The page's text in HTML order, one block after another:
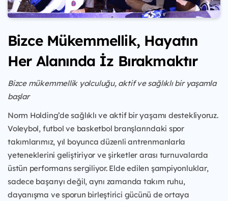
Bizce Mükemmellik, Hayatın
Her Alanında İz Bırakmaktır
Bizce mükemmellik yolculuğu, aktif ve sağlıklı bir yaşamla
başlar
Norm Holding’de sağlıklı ve aktif bir yaşamı destekliyoruz.
Voleybol, futbol ve basketbol branşlarındaki spor
takımlarımız, yıl boyunca düzenli antrenmanlarla
yeteneklerini geliştiriyor ve şirketler arası turnuvalarda
üstün performans sergiliyor. Elde edilen şampiyonluklar,
sadece başarıyı değil, aynı zamanda takım ruhu,
dayanışma ve sporun birleştirici gücünü de ortaya